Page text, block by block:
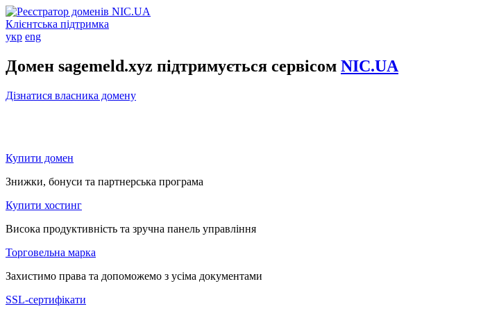
Клієнтська підтримка
укр eng
Домен sagemeld.xyz підтримується сервісом NIC.UA
Дізнатися власника домену
Купити домен
Знижки, бонуси та партнерська програма
Купити хостинг
Висока продуктивність та зручна панель управління
Торговельна марка
Захистимо права та допоможемо з усіма документами
SSL-сертифікати